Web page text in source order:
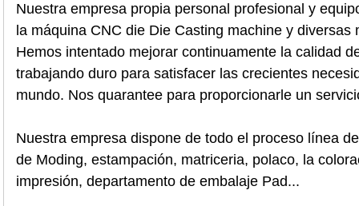
Nuestra empresa propia personal profesional y
la máquina CNC die Die Casting machine y diversas
Hemos intentado mejorar continuamente la calidad
trabajando duro para satisfacer las crecientes
mundo. Nos quarantee para proporcionarle un
Nuestra empresa dispone de todo el proceso línea
de Moding, estampación, matriceria, polaco, la
impresión, departamento de embalaje Pad...